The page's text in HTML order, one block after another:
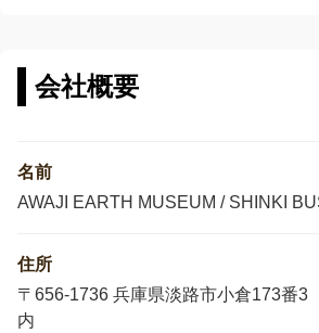
会社概要
名前
AWAJI EARTH MUSEUM / SHINKI
住所
〒656-1736 兵庫県淡路市小倉173番
内